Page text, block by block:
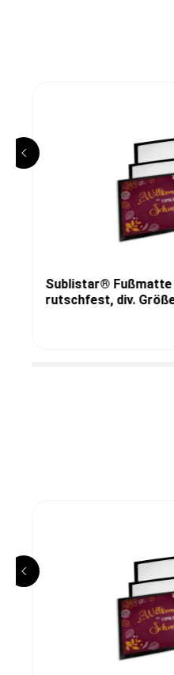
Sublistar® Fußmatte
rutschfest, div.